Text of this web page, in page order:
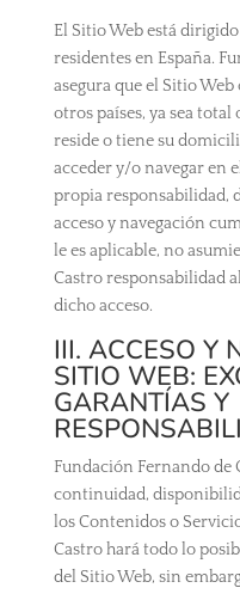
El Sitio Web está
residentes en España.
asegura que el Sitio
otros países, ya sea
reside o tiene su
acceder y/o navegar en
propia responsabilidad,
acceso y navegación
le es aplicable, no
Castro responsabilidad
dicho acceso.
III. ACCESO Y
SITIO WEB:
GARANTÍAS Y
Fundación Fernando de
continuidad,
los Contenidos o
Castro hará todo lo
del Sitio Web, sin